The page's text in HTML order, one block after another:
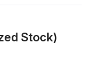
Stock)